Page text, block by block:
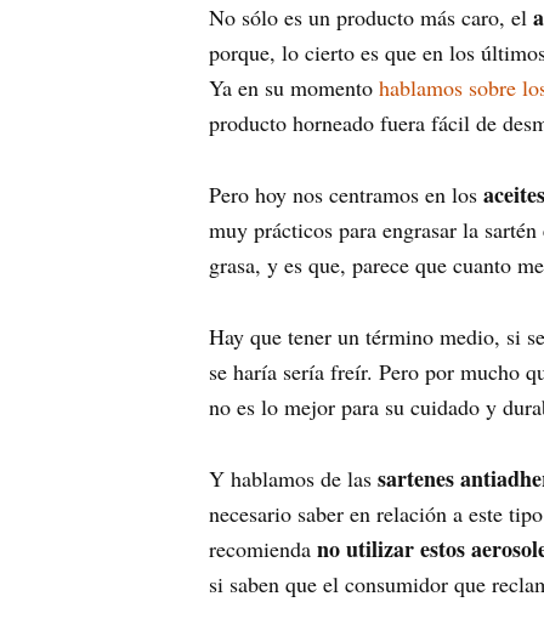
No sólo es un producto más caro, el
porque, lo cierto es que en los
Ya en su momento hablamos sobre
producto horneado fuera fácil de
Pero hoy nos centramos en los
muy prácticos para engrasar la
grasa, y es que, parece que cuanto
Hay que tener un término medio, si
se haría sería freír. Pero por mucho
no es lo mejor para su cuidado y
Y hablamos de las sartenes
necesario saber en relación a este
recomienda no utilizar estos
si saben que el consumidor que